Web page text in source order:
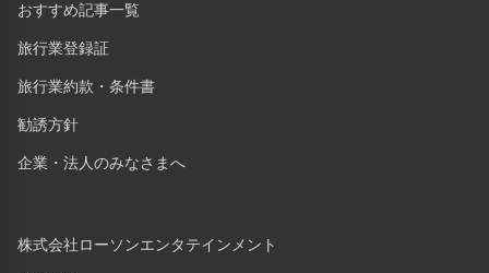
おすすめ記事一覧
旅行業登録証
旅行業約款・条件書
勧誘方針
企業・法人のみなさまへ
株式会社ローソンエンタテインメント